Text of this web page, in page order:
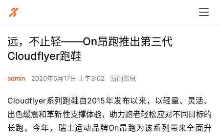
远，不止轻——On昂跑推出第三代
Cloudflyer跑鞋
admin 2020年6月17日 上午3:02 新闻资讯
Cloudflyer系列跑鞋自2015年发布以来，以轻量、灵活、
出色缓震和革新性支撑体验，助力跑者轻松应对不同目标的
长跑。今年，瑞士运动品牌On昂跑为该系列带来全面升